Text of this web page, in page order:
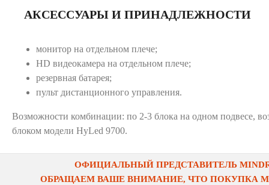
АКСЕССУАРЫ И ПРИНАДЛЕЖНОСТИ
монитор на отдельном плече;
HD видеокамера на отдельном плече;
резервная батарея;
пульт дистанционного управления.
Возможности комбинации: по 2-3 блока на одном подвесе,
блоком модели HyLed 9700.
ОФИЦИАЛЬНЫЙ ПРЕДСТАВИТЕЛЬ
ОБРАЩАЕМ ВАШЕ ВНИМАНИЕ, ЧТО ПОКУПКА